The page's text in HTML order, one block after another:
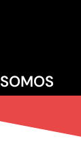
SOMOS